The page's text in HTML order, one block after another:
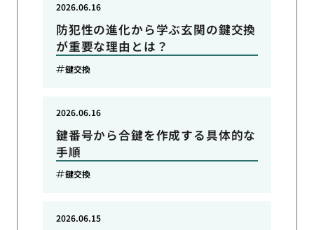
防犯性の進化から学ぶ玄関の鍵交換
が重要な理由とは？
2026.06.16
鍵交換
鍵番号から合鍵を作成する具体的な
手順
2026.06.16
鍵交換
2026.06.15